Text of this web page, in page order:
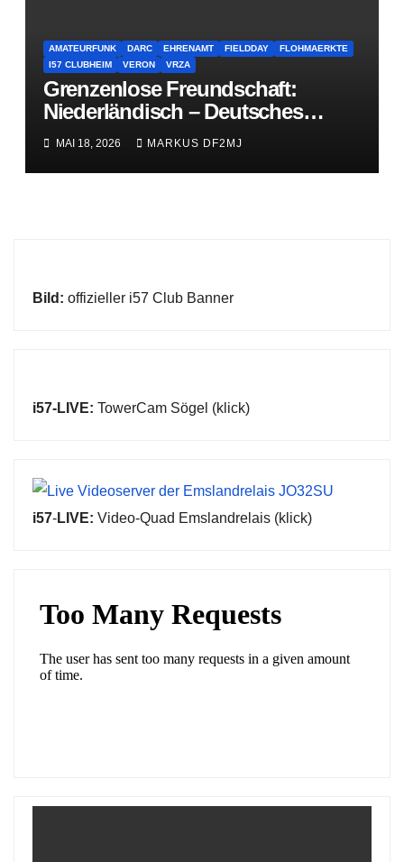
AMATEURFUNK DARC EHRENAMT FIELDDAY
FLOHMAERKTE
I57 CLUBHEIM
VERON VRZA
Grenzenlose Freundschaft:
Niederländisch – Deutsches
Funkertreffen in Papenburg
(Video)
MAI 18, 2026 MARKUS DF2MJ
Bild: offizieller i57 Club Banner
i57-LIVE: TowerCam Sögel (klick)
i57-LIVE: Video-Quad Emslandrelais (klick)